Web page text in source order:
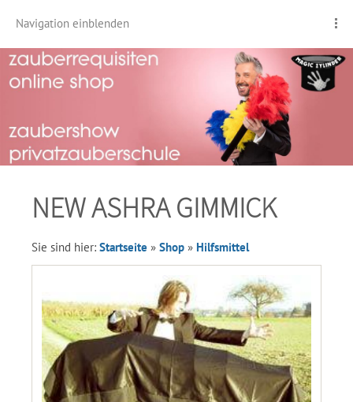
Navigation einblenden
NEW ASHRA GIMMICK
Sie sind hier: Startseite » Shop » Hilfsmittel